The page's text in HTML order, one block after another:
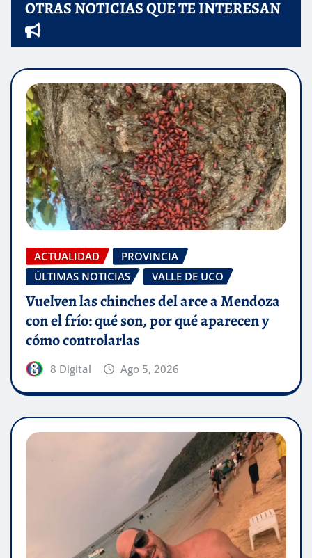
OTRAS NOTICIAS QUE TE INTERESAN
ACTUALIDAD
PROVINCIA
ÚLTIMAS NOTICIAS
VALLE DE UCO
Vuelven las chinches del arce a Mendoza
con el frío: qué son, por qué aparecen y
cómo controlarlas
8 Digital Ago 5, 2026